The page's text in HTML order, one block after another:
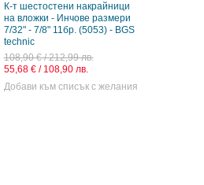
К-т шестостени накрайници
на вложки - Инчове размери
7/32" - 7/8" 11бр. (5053) - BGS
technic
108,90 € / 212,99 лв.
55,68 € / 108,90 лв.
Добави към списък с желания